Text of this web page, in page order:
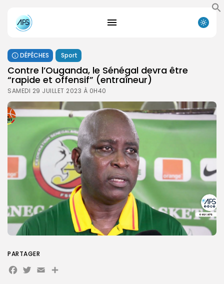
Search
for:
DÉPÊCHES Sport
Contre l’Ouganda, le Sénégal devra être
“rapide et offensif” (entraîneur)
SAMEDI 29 JUILLET 2023 À 0H40
PARTAGER
Facebook
Twitter
EmailPartager